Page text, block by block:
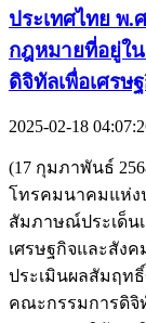
ประเทศไทย พ.
กฎหมายที่อยู่ใ
ดิจิทัลเพื่อเศรษ
2025-02-18
(17 กุมภาพันธ์
โทรคมนาคมแห่ง
สัมภาษณ์ประเด็น
เศรษฐกิจและสังค
ประเมินผลสัมฤท
คณะกรรมการดิจิ